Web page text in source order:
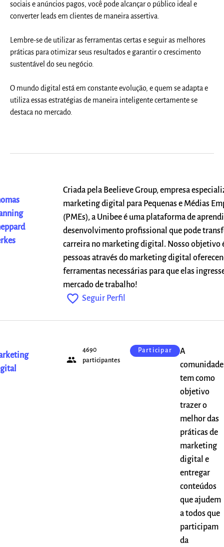
sociais e anúncios pagos, você pode alcançar o público ideal e
converter leads em clientes de maneira assertiva.
Lembre-se de utilizar as ferramentas certas e seguir as melhores
práticas para otimizar seus resultados e garantir o crescimento
sustentável do seu negócio.
O mundo digital está em constante evolução, e quem se adapta e
utiliza essas estratégias de maneira inteligente certamente se
destaca no mercado.
Criada pela Beelieve Group, empresa
marketing digital para Pequenas e Médias
(PMEs), a Unibee é uma plataforma de
desenvolvimento profissional que pode
carreira no marketing digital. Nosso objetivo
pessoas através do marketing digital
ferramentas necessárias para que elas
mercado de trabalho!
favorite_outline Seguir Perfil
people
4690
participantes
Participar
A
comunidade
tem como
objetivo
trazer o
melhor das
práticas de
marketing
digital e
entregar
conteúdos
que ajudem
a todos que
participam
da